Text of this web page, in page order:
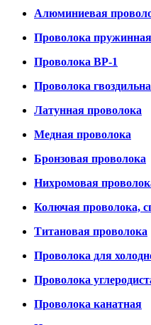
Алюминиевая
Проволока пружинная
Проволока ВР-1
Проволока
Латунная проволока
Медная проволока
Бронзовая проволока
Нихромовая
Колючая проволока,
Титановая проволока
Проволока для
Проволока
Проволока канатная